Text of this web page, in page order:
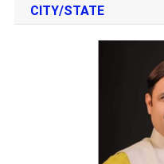
CITY/STATE